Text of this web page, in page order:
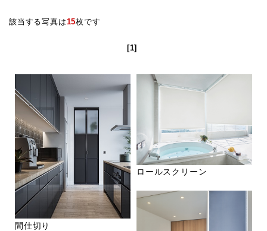
該当する写真は15枚です
[1]
間仕切り
ロールスクリーン